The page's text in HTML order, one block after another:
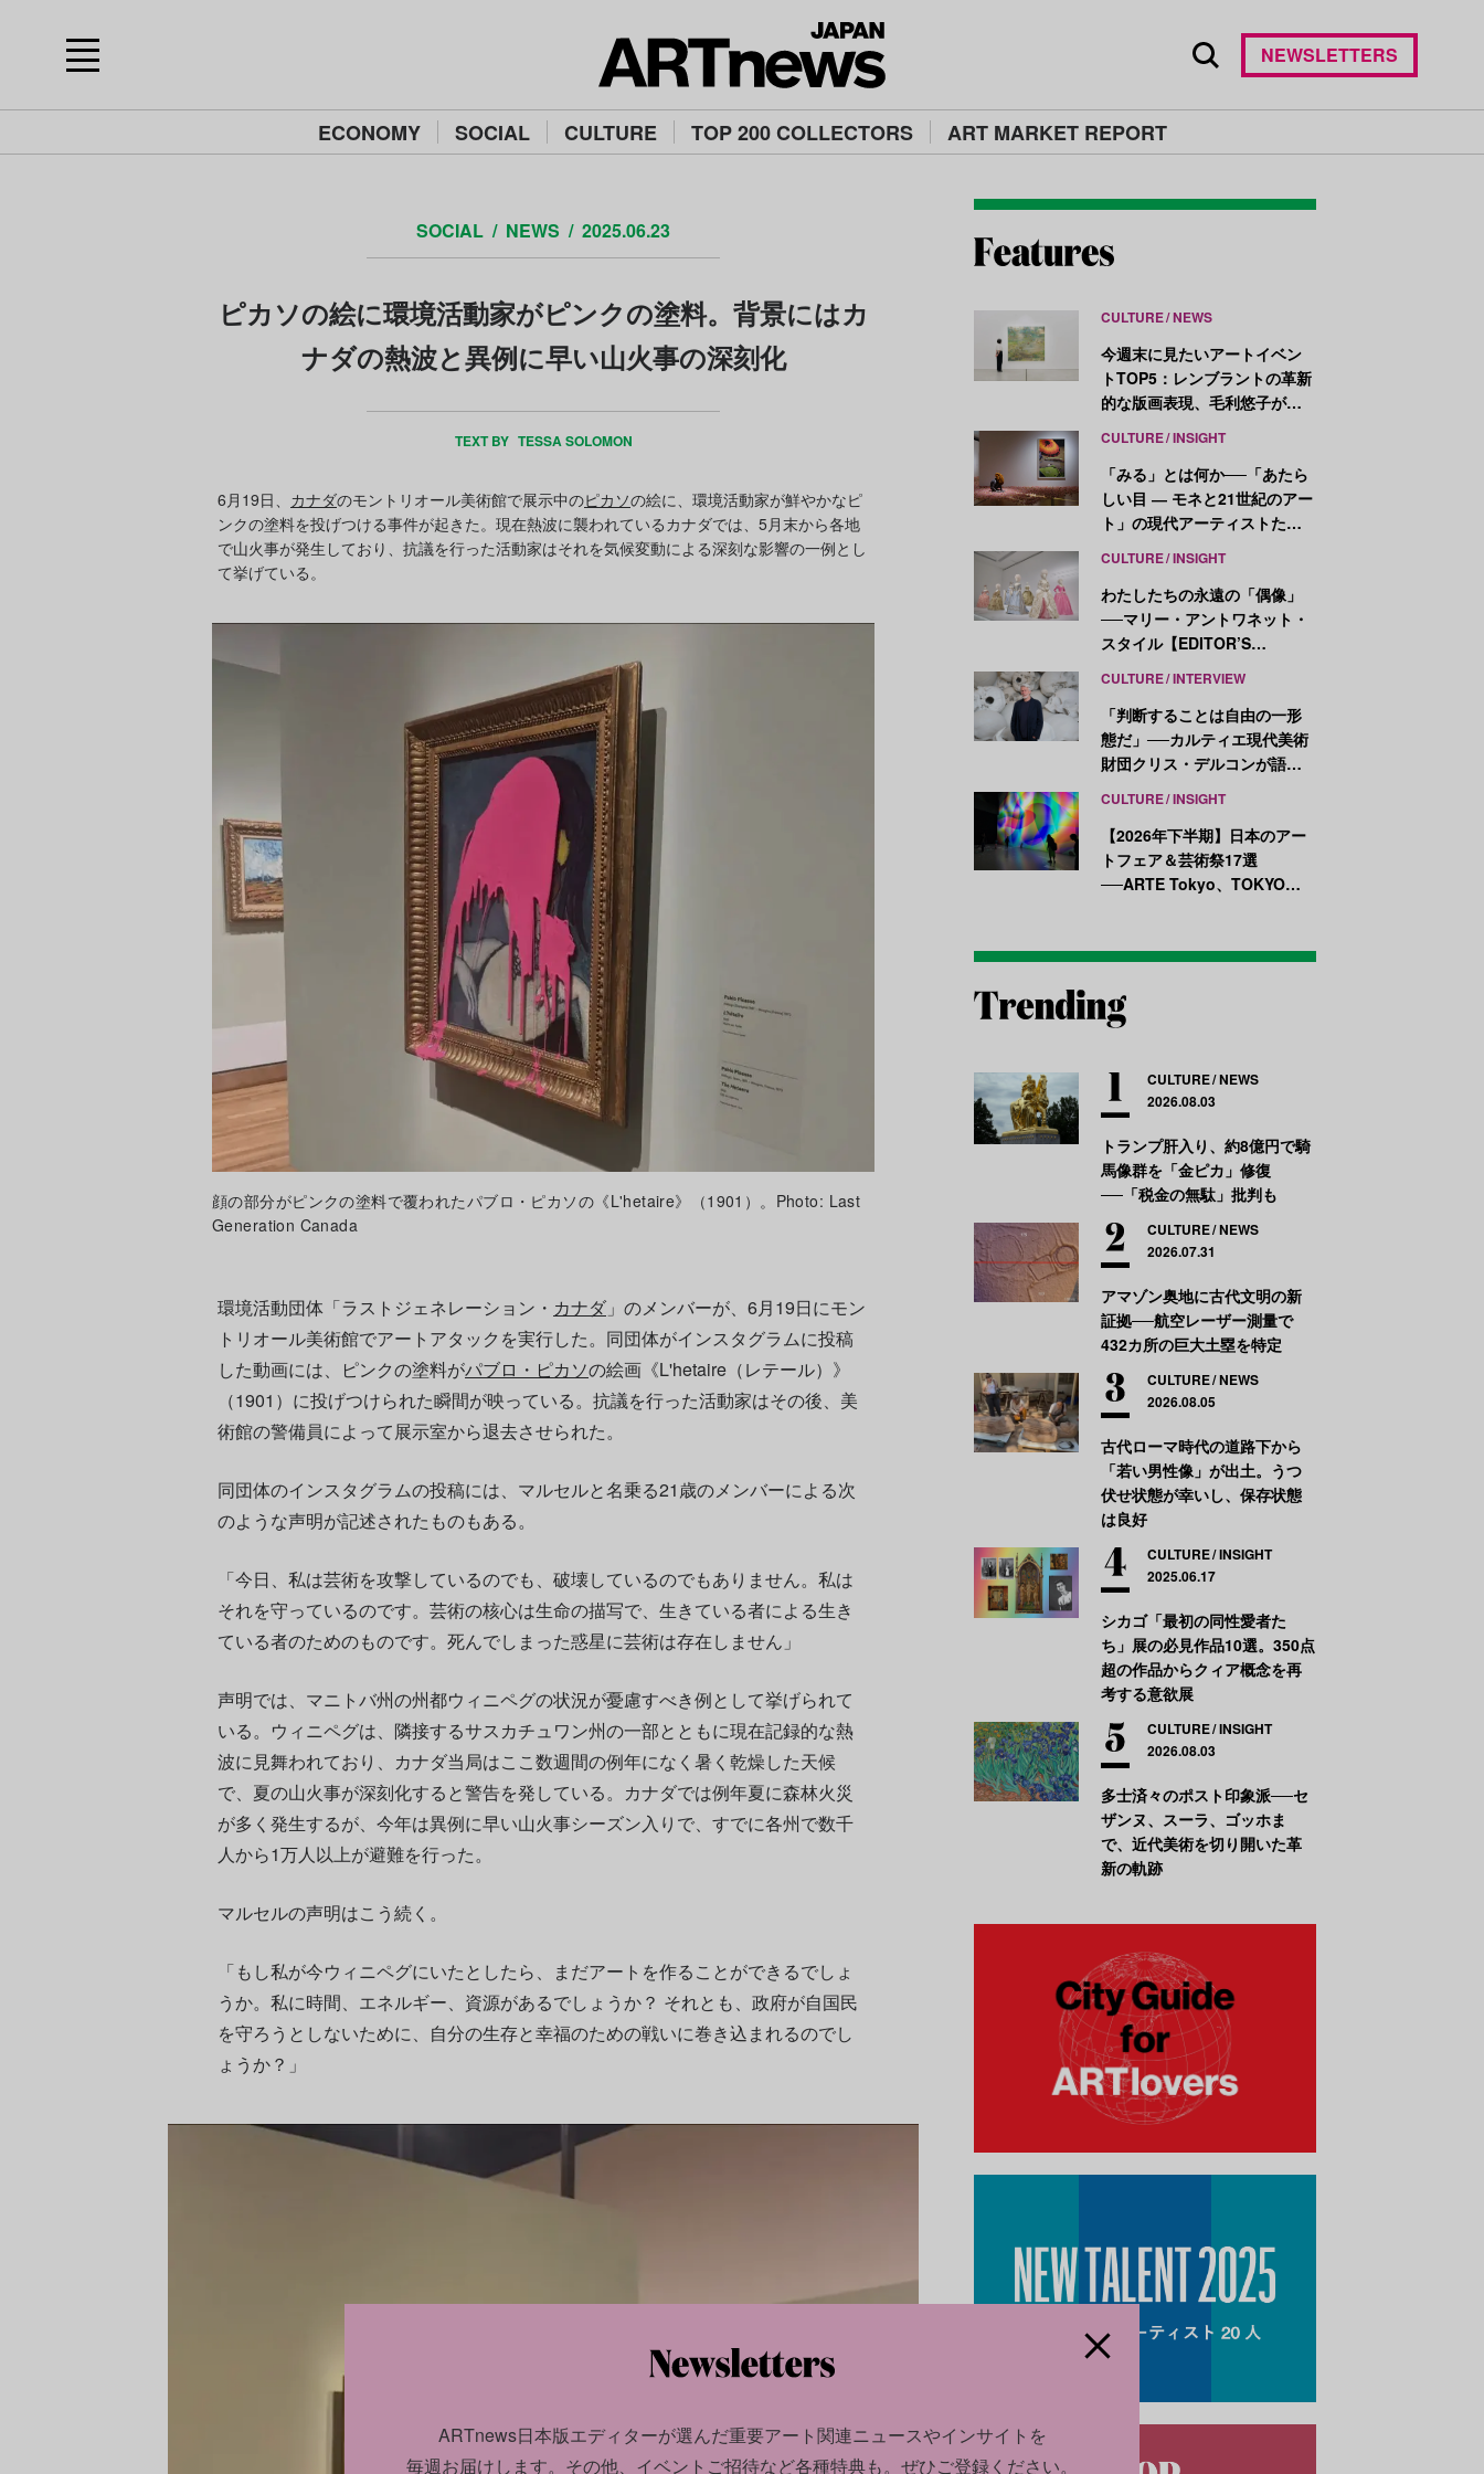
ECONOMY SOCIAL CULTURE TOP 200 COLLECTORS ART MARKET REPORT
NEWSLETTERS
SOCIAL NEWS 2025.06.23
ピカソの絵に環境活動家がピンクの塗料。背景にはカ
ナダの熱波と異例に早い山火事の深刻化
TEXT BY TESSA SOLOMON
6月19日、 カナダのモントリオール美術館で展示中のピカソの絵に、環境活動家が鮮やかなピ
ンクの塗料を投げつける事件が起きた。現在熱波に襲われているカナダでは、5月末から各地
で山火事が発生しており、抗議を行った活動家はそれを気候変動による深刻な影響の一例とし
て挙げている。
顔の部分がピンクの塗料で覆われたパブロ・ピカソの《L'hetaire》（1901）。Photo: Last
Generation Canada
環境活動団体「ラストジェネレーション・ カナダ 」のメンバーが、6月19日にモン
トリオール美術館でアートアタックを実行した。同団体がインスタグラムに投稿
した動画には、ピンクの塗料がパブロ・ピカソの絵画《L'hetaire（レテール）》
（1901）に投げつけられた瞬間が映っている。抗議を行った活動家はその後、美
術館の警備員によって展示室から退去させられた。
同団体のインスタグラムの投稿には、マルセルと名乗る21歳のメンバーによる次
のような声明が記述されたものもある。
「今日、私は芸術を攻撃しているのでも、破壊しているのでもありません。私は
それを守っているのです。芸術の核心は生命の描写で、生きている者による生き
ている者のためのものです。死んでしまった惑星に芸術は存在しません」
声明では、マニトバ州の州都ウィニペグの状況が憂慮すべき例として挙げられて
いる。ウィニペグは、隣接するサスカチュワン州の一部とともに現在記録的な熱
波に見舞われており、カナダ当局はここ数週間の例年になく暑く乾燥した天候
で、夏の山火事が深刻化すると警告を発している。カナダでは例年夏に森林火災
が多く発生するが、今年は異例に早い山火事シーズン入りで、すでに各州で数千
人から1万人以上が避難を行った。
マルセルの声明はこう続く。
「もし私が今ウィニペグにいたとしたら、まだアートを作ることができるでしょ
うか。私に時間、エネルギー、資源があるでしょうか？ それとも、政府が自国民
を守ろうとしないために、自分の生存と幸福のための戦いに巻き込まれるのでし
ょうか？」
CULTURE NEWS
今週末に見たいアートイベン
トTOP5：レンブラントの革新
的な版画表現、毛利悠子がヴ
CULTURE INSIGHT
「みる」とは何か──「あたら
しい目 ― モネと21世紀のアー
ト」の現代アーティストたち
CULTURE INSIGHT
わたしたちの永遠の「偶像」
──マリー・アントワネット・
スタイル【EDITOR’S
CULTURE INTERVIEW
「判断することは自由の一形
態だ」──カルティエ現代美術
財団クリス・デルコンが語
CULTURE INSIGHT
【2026年下半期】日本のアー
トフェア＆芸術祭17選
──ARTE Tokyo、TOKYO
CULTURE NEWS
2026.08.03
トランプ肝入り、約8億円で騎
馬像群を「金ピカ」修復
──「税金の無駄」批判も
CULTURE NEWS
2026.07.31
アマゾン奥地に古代文明の新
証拠──航空レーザー測量で
432カ所の巨大土塁を特定
CULTURE NEWS
2026.08.05
古代ローマ時代の道路下から
「若い男性像」が出土。うつ
伏せ状態が幸いし、保存状態
は良好
CULTURE INSIGHT
2025.06.17
シカゴ「最初の同性愛者た
ち」展の必見作品10選。350点
超の作品からクィア概念を再
考する意欲展
CULTURE INSIGHT
2026.08.03
多士済々のポスト印象派──セ
ザンヌ、スーラ、ゴッホま
で、近代美術を切り開いた革
新の軌跡
ARTnews日本版エディターが選んだ重要アート関連ニュースやインサイトを
毎週お届けします。 その他、イベントご招待など各種特典も。ぜひご登録ください。